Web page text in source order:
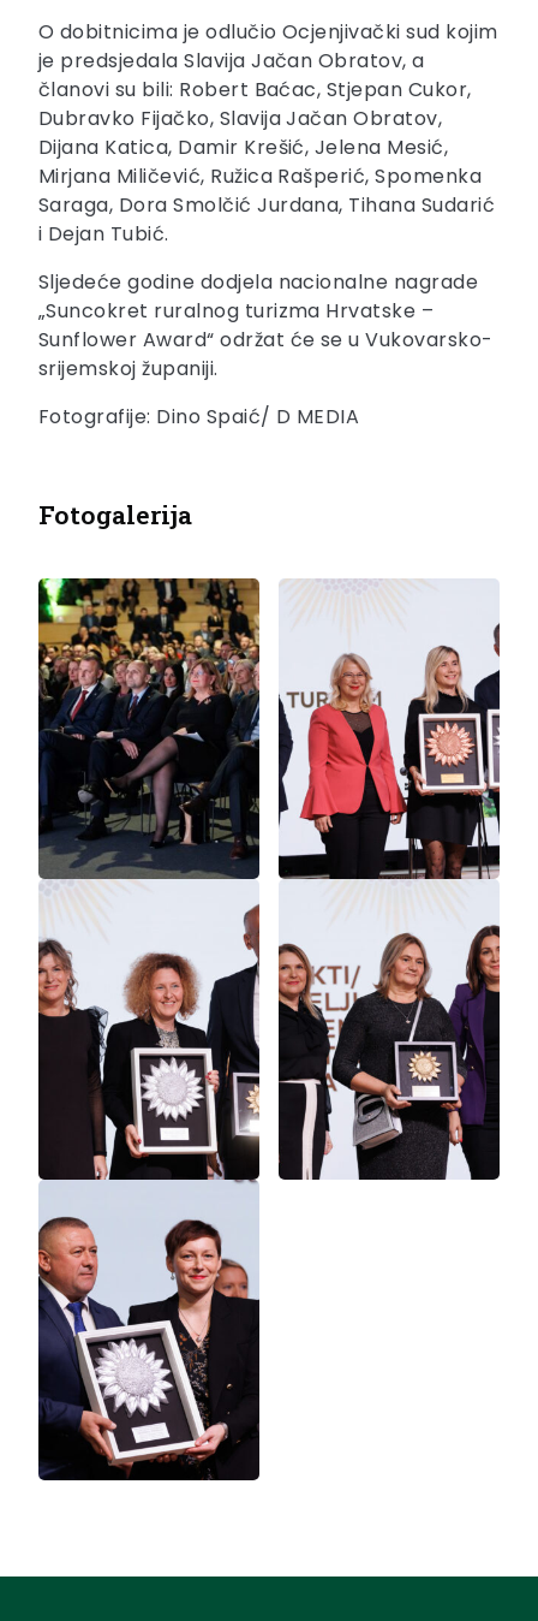
O dobitnicima je odlučio Ocjenjivački sud kojim
je predsjedala Slavija Jačan Obratov, a
članovi su bili: Robert Baćac, Stjepan Cukor,
Dubravko Fijačko, Slavija Jačan Obratov,
Dijana Katica, Damir Krešić, Jelena Mesić,
Mirjana Miličević, Ružica Rašperić, Spomenka
Saraga, Dora Smolčić Jurdana, Tihana Sudarić
i Dejan Tubić.
Sljedeće godine dodjela nacionalne nagrade
„Suncokret ruralnog turizma Hrvatske –
Sunflower Award“ održat će se u Vukovarsko-
srijemskoj županiji.
Fotografije: Dino Spaić/ D MEDIA
Fotogalerija